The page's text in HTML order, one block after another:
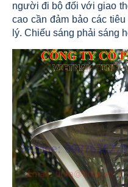
người đi bộ đối với giao
cao cần đảm bảo các
lý. Chiếu sáng phải sáng